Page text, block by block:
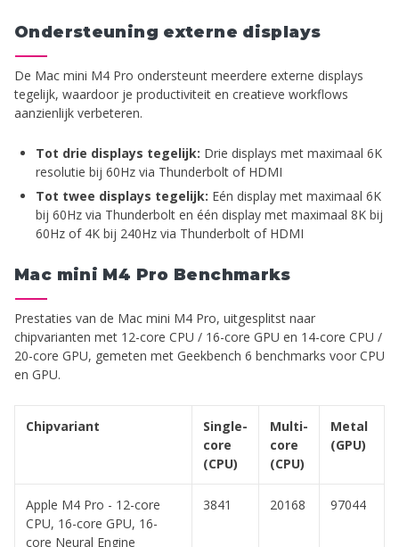
Ondersteuning externe displays
De Mac mini M4 Pro ondersteunt meerdere externe displays
tegelijk, waardoor je productiviteit en creatieve workflows
aanzienlijk verbeteren.
Tot drie displays tegelijk: Drie displays met maximaal 6K
resolutie bij 60Hz via Thunderbolt of HDMI
Tot twee displays tegelijk: Eén display met maximaal 6K
bij 60Hz via Thunderbolt en één display met maximaal 8K bij
60Hz of 4K bij 240Hz via Thunderbolt of HDMI
Mac mini M4 Pro Benchmarks
Prestaties van de Mac mini M4 Pro, uitgesplitst naar
chipvarianten met 12-core CPU / 16-core GPU en 14-core CPU /
20-core GPU, gemeten met Geekbench 6 benchmarks voor CPU
en GPU.
Chipvariant
Single-
core
(CPU)
Multi-
core
(CPU)
Metal
(GPU)
Apple M4 Pro - 12-core
CPU, 16-core GPU, 16-
core Neural Engine
3841 20168 97044